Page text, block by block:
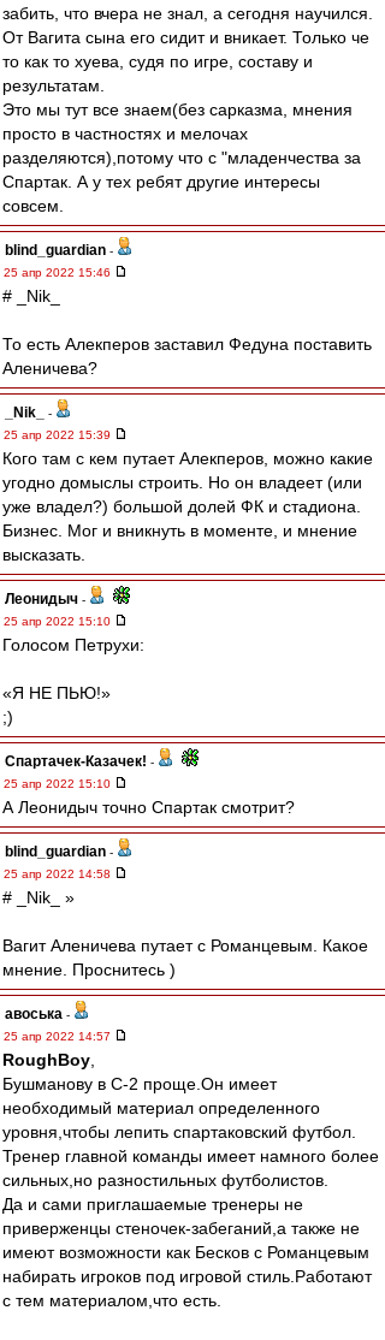
забить, что вчера не знал, а сегодня научился.
От Вагита сына его сидит и вникает. Только че
то как то хуева, судя по игре, составу и
результатам.
Это мы тут все знаем(без сарказма, мнения
просто в частностях и мелочах
разделяются),потому что с "младенчества за
Спартак. А у тех ребят другие интересы
совсем.
blind_guardian -
25 апр 2022 15:46
# _Nik_
То есть Алекперов заставил Федуна поставить
Аленичева?
_Nik_
-
25 апр 2022 15:39
Кого там с кем путает Алекперов, можно какие
угодно домыслы строить. Но он владеет (или
уже владел?) большой долей ФК и стадиона.
Бизнес. Мог и вникнуть в моменте, и мнение
высказать.
Леонидыч -
25 апр 2022 15:10
Голосом Петрухи:
«Я НЕ ПЬЮ!»
;)
Спартачек-Казачек! -
25 апр 2022 15:10
А Леонидыч точно Спартак смотрит?
blind_guardian -
25 апр 2022 14:58
# _Nik_ »
Вагит Аленичева путает с Романцевым. Какое
мнение. Проснитесь )
авоська -
25 апр 2022 14:57
RoughBoy
Бушманову в С-2 проще.Он имеет
необходимый материал определенного
уровня,чтобы лепить спартаковский футбол.
Тренер главной команды имеет намного более
сильных,но разностильных футболистов.
Да и сами приглашаемые тренеры не
приверженцы стеночек-забеганий,а также не
имеют возможности как Бесков с Романцевым
набирать игроков под игровой стиль.Работают
с тем материалом,что есть.